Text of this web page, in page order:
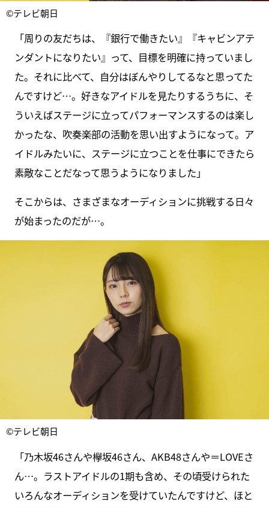
©テレビ朝日
「周りの友だちは、『銀行で働きたい』『キャビンアテ
ンダントになりたい』って、目標を明確に持っていまし
た。それに比べて、自分はぼんやりしてるなと思ってた
んですけど…。好きなアイドルを見たりするうちに、そ
ういえばステージに立ってパフォーマンスするのは楽し
かったな、吹奏楽部の活動を思い出すようになって。ア
イドルみたいに、ステージに立つことを仕事にできたら
素敵なことだなって思うようになりました」
そこからは、さまざまなオーディションに挑戦する日々
が始まったのだが…。
©テレビ朝日
「乃木坂46さんや欅坂46さん、AKB48さんや＝LOVEさ
ん…。ラストアイドルの1期も含め、その頃受けられた
いろんなオーディションを受けていたんですけど、ほと